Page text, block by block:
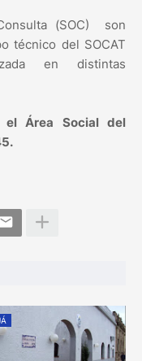
(SOC) son
técnico del SOCAT
en distintas
el Área Social del